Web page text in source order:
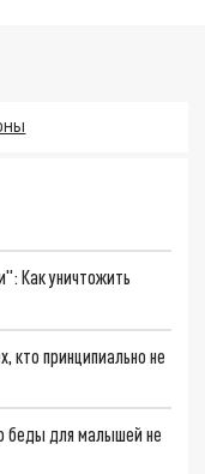
Как уничтожить
кто принципиально не
беды для малышей не